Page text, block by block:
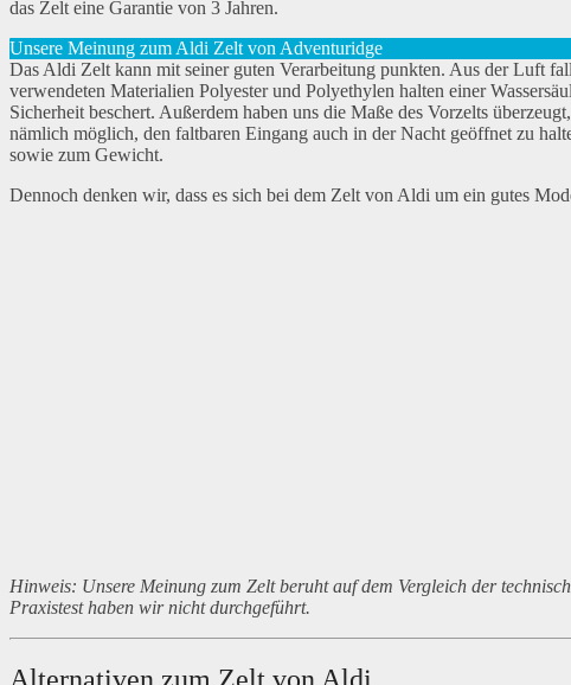
das Zelt eine Garantie von 3 Jahren.
Unsere Meinung zum Aldi Zelt von Adventuridge
Das Aldi Zelt kann mit seiner guten Verarbeitung punkten. Aus der Luft
verwendeten Materialien Polyester und Polyethylen halten einer
Sicherheit beschert. Außerdem haben uns die Maße des Vorzelts
nämlich möglich, den faltbaren Eingang auch in der Nacht geöffnet zu
sowie zum Gewicht.
Dennoch denken wir, dass es sich bei dem Zelt von Aldi um ein gutes
Hinweis: Unsere Meinung zum Zelt beruht auf dem Vergleich der
Praxistest haben wir nicht durchgeführt.